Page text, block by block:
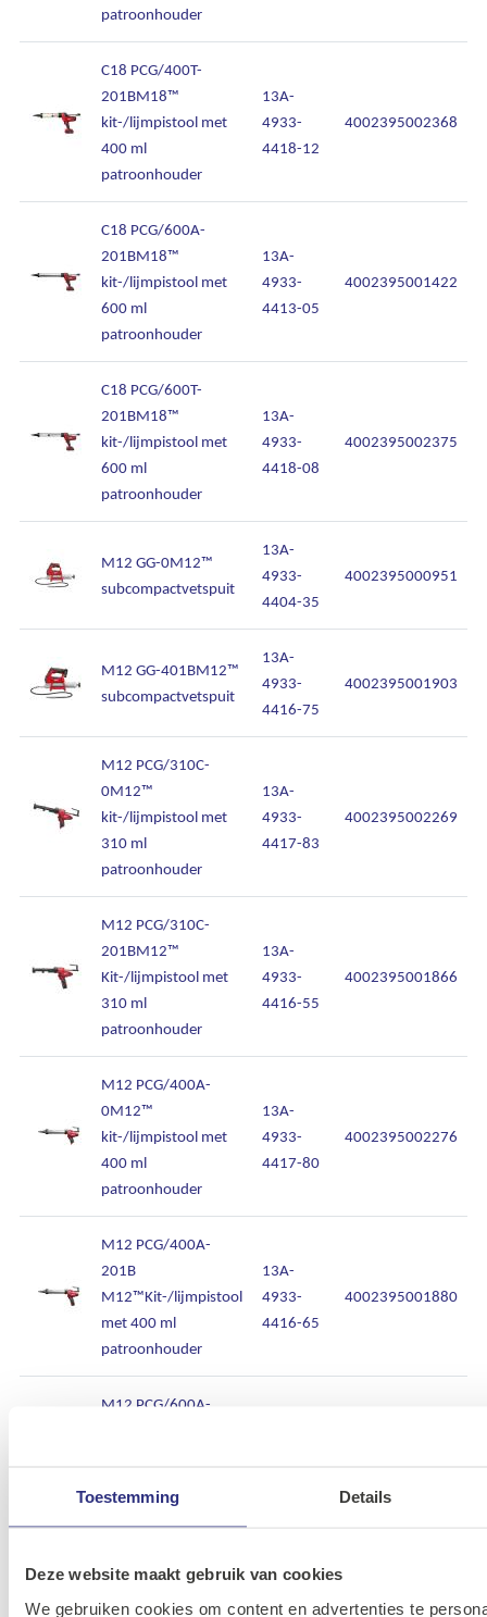
Toestemming Details
Deze website maakt gebruik van cookies
We gebruiken cookies om content en advertenties te
Ons assortiment
Onze merken
Onze diensten
Over Kalkhuis
patroonhouder
C18 PCG/400T-
201BM18™
kit-/lijmpistool met
400 ml
patroonhouder
13A-
4933-
4418-12
4002395002368
C18 PCG/600A-
201BM18™
kit-/lijmpistool met
600 ml
patroonhouder
13A-
4933-
4413-05
4002395001422
C18 PCG/600T-
201BM18™
kit-/lijmpistool met
600 ml
patroonhouder
13A-
4933-
4418-08
4002395002375
M12 GG-0M12™
subcompactvetspuit
13A-
4933-
4404-35
4002395000951
M12 GG-401BM12™
subcompactvetspuit
13A-
4933-
4416-75
4002395001903
M12 PCG/310C-
0M12™
kit-/lijmpistool met
310 ml
patroonhouder
13A-
4933-
4417-83
4002395002269
M12 PCG/310C-
201BM12™
Kit-/lijmpistool met
310 ml
patroonhouder
13A-
4933-
4416-55
4002395001866
M12 PCG/400A-
0M12™
kit-/lijmpistool met
400 ml
patroonhouder
13A-
4933-
4417-80
4002395002276
M12 PCG/400A-
201B
M12™Kit-/lijmpistool
met 400 ml
patroonhouder
13A-
4933-
4416-65
4002395001880
M12 PCG/600A-
patroonhouder
M12 PCG/600A-